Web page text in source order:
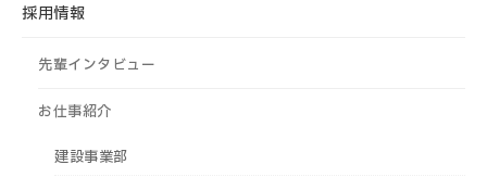
採用情報
先輩インタビュー
お仕事紹介
建設事業部